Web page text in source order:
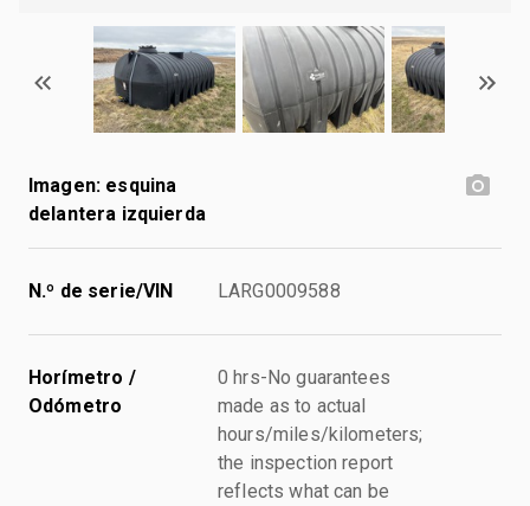
Imagen: esquina
delantera izquierda
N.º de serie/VIN LARG0009588
Horímetro /
Odómetro
0 hrs-No guarantees
made as to actual
hours/miles/kilometers;
the inspection report
reflects what can be